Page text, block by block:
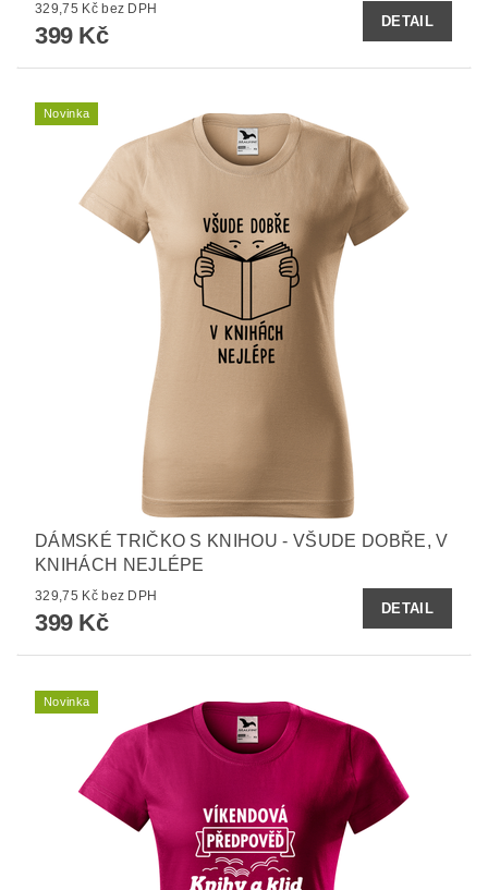
329,75 Kč bez DPH
399 Kč
DETAIL
Novinka
DÁMSKÉ TRIČKO S KNIHOU - VŠUDE DOBŘE, V
KNIHÁCH NEJLÉPE
329,75 Kč bez DPH
399 Kč
DETAIL
Novinka